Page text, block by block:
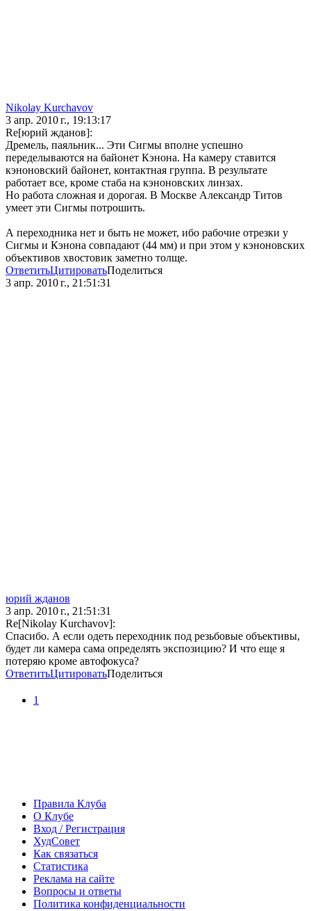
Nikolay Kurchavov
3 апр. 2010 г., 19:13:17
Re[юрий жданов]:
Дремель, паяльник... Эти Сигмы вполне успешно
переделываются на байонет Кэнона. На камеру ставится
кэноновский байонет, контактная группа. В результате
работает все, кроме стаба на кэноновских линзах.
Но работа сложная и дорогая. В Москве Александр Титов
умеет эти Сигмы потрошить.
А переходника нет и быть не может, ибо рабочие отрезки у
Сигмы и Кэнона совпадают (44 мм) и при этом у кэноновских
объективов хвостовик заметно толще.
ОтветитьЦитироватьПоделиться
3 апр. 2010 г., 21:51:31
юрий жданов
3 апр. 2010 г., 21:51:31
Re[Nikolay Kurchavov]:
Спасибо. А если одеть переходник под резьбовые объективы,
будет ли камера сама определять экспозицию? И что еще я
потеряю кроме автофокуса?
ОтветитьЦитироватьПоделиться
1
Правила Клуба
О Клубе
Вход / Регистрация
ХудСовет
Как связаться
Статистика
Реклама на сайте
Вопросы и ответы
Политика конфиденциальности